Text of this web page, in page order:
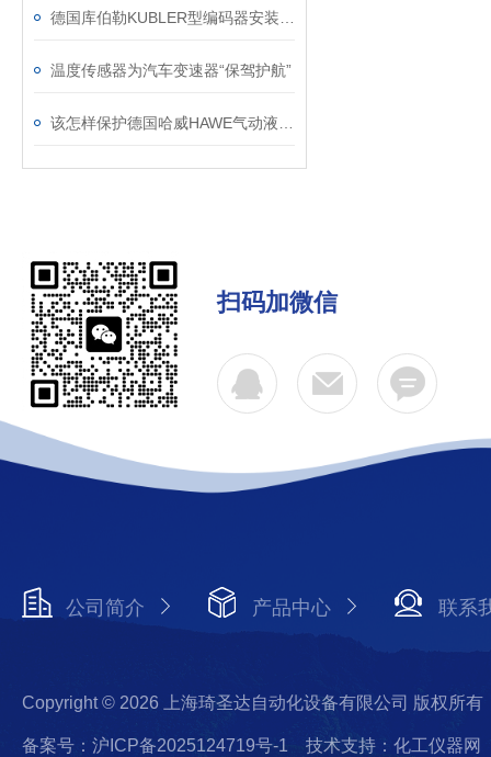
温度传感器为汽车变速器“保驾护航”
扫码加微信
公司简介 产品中心 联系
Copyright © 2026 上海琦圣达自动化设备有限公司 版权所有
备案号：沪ICP备2025124719号-1 技术支持：化工仪器网